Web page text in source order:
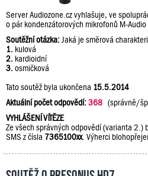
Server Audiozone.cz vyhlašuje, ve
o pár kondenzátorových mikrofonů M-Audio
Soutěžní otázka: Jaká je směrová
1. kulová
2. kardioidní
3. osmičková
Tato soutěž byla ukončena 15.5.2014
Aktuální počet odpovědí:368 (správně/
VYHLÁŠENÍ VÍTĚZE
Ze všech správných odpovědí (varianta 2.)
SMS z čísla 7365100xx. Výherci